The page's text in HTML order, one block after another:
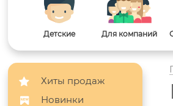
Детские Для компаний
Хиты продаж
Новинки